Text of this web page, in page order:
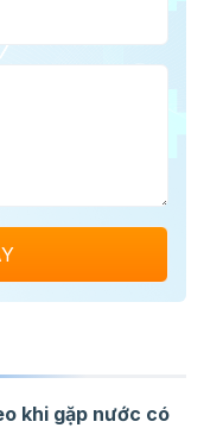
khi gặp nước có